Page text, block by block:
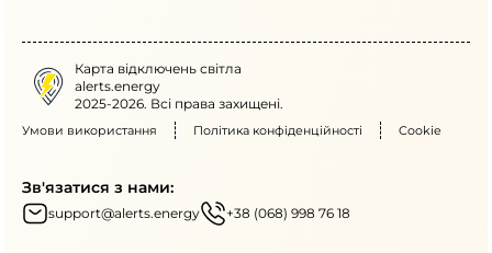
Карта відключень світла
alerts.energy
2025-2026. Всі права захищені.
Умови використання Політика конфіденційності Cookie
Зв'язатися з нами:
support@alerts.energy +38 (068) 998 76 18